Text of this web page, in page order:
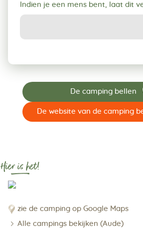
Indien je een mens bent, laat dit
De camping bellen
De website van de camping
Hier is het!
zie de camping op Google Maps
Alle campings bekijken (Aude)